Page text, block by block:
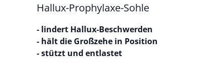
Hallux-Prophylaxe-Sohle
- lindert Hallux-Beschwerden
- hält die Großzehe in Position
- stützt und entlastet